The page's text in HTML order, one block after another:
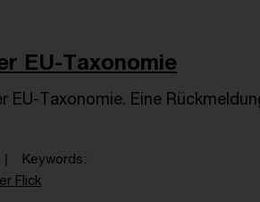
EU-Taxonomie
EU-Taxonomie. Eine
Keywords
Flick